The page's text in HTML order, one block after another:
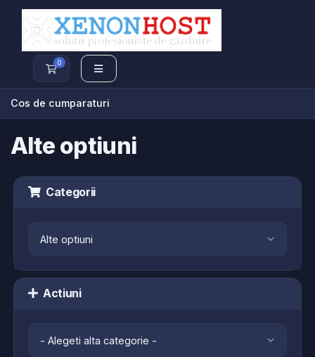
0
Cos de cumparaturi
Cos de cumparaturi
Alte optiuni
Categorii
Actiuni